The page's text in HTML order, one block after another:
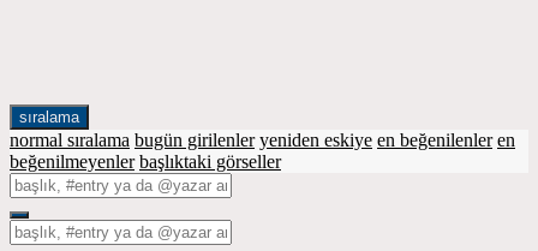
sıralama
normal sıralama bugün girilenler yeniden eskiye en beğenilenler en
beğenilmeyenler başlıktaki görseller